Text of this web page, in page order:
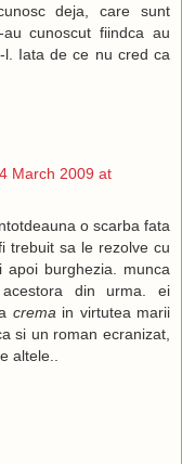
deja, care sunt
cunoscut fiindca au
l. Iata de ce nu cred ca
March 2009 at
o scarba fata
trebuit sa le rezolve cu
apoi burghezia. munca
din urma. ei
crema in virtutea marii
si un roman ecranizat,
altele..